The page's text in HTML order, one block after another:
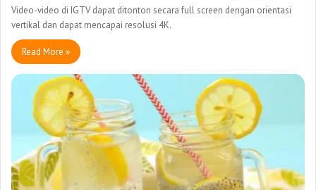
Video-video di IGTV dapat ditonton secara full screen dengan orientasi
vertikal dan dapat mencapai resolusi 4K.
Read More »